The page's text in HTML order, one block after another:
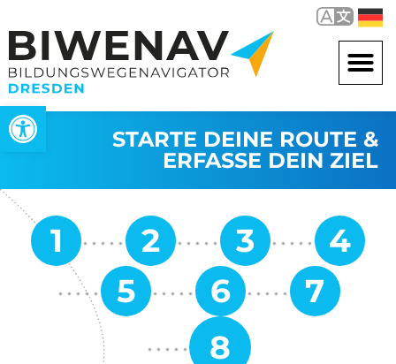
Werkzeugleiste öffnen
STARTE DEINE ROUTE &
ERFASSE DEIN ZIEL